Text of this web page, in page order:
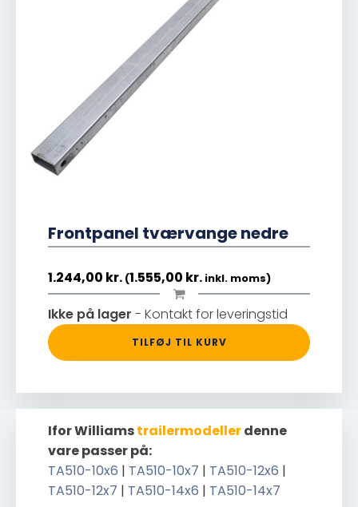
Frontpanel tværvange nedre
1.244,00 kr. (1.555,00 kr. inkl. moms)
Ikke på lager - Kontakt for leveringstid
TILFØJ TIL KURV
Ifor Williamstrailermodellerdenne
vare passer på:
TA510-10x6 | TA510-10x7 | TA510-12x6 |
TA510-12x7 | TA510-14x6 | TA510-14x7